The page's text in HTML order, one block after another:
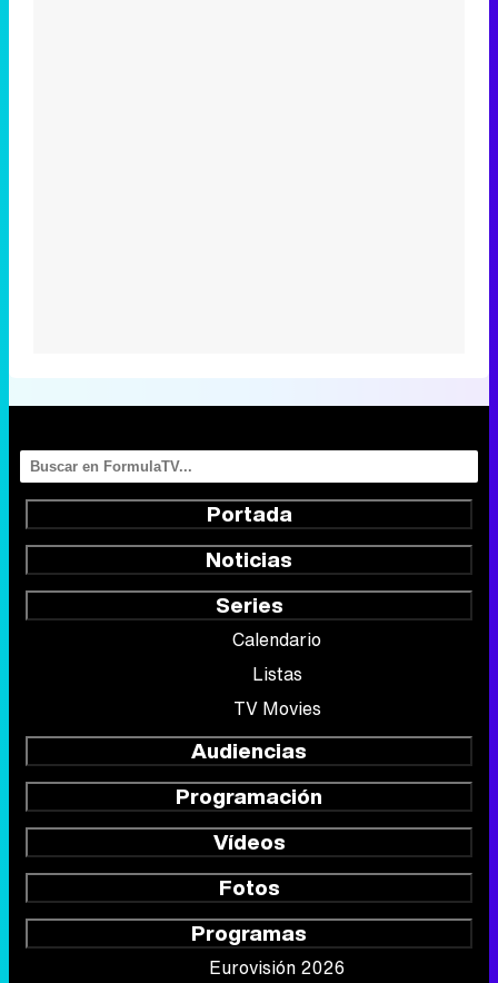
Portada
Noticias
Series
Calendario
Listas
TV Movies
Audiencias
Programación
Vídeos
Fotos
Programas
Eurovisión 2026